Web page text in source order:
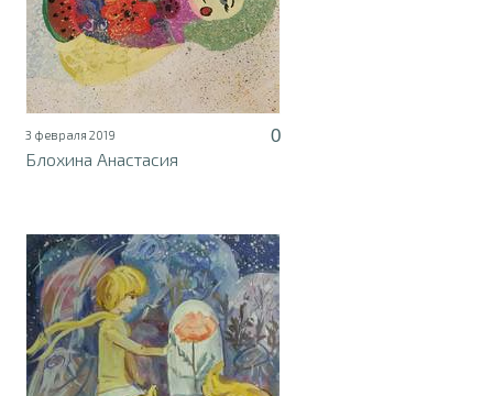
3 февраля 2019
0
Блохина Анастасия